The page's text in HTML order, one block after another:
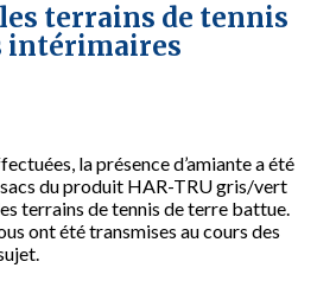
terrains de tennis
intérimaires
la présence d’amiante a été
du produit HAR-TRU gris/vert
terrains de tennis de terre battue.
ont été transmises au cours des